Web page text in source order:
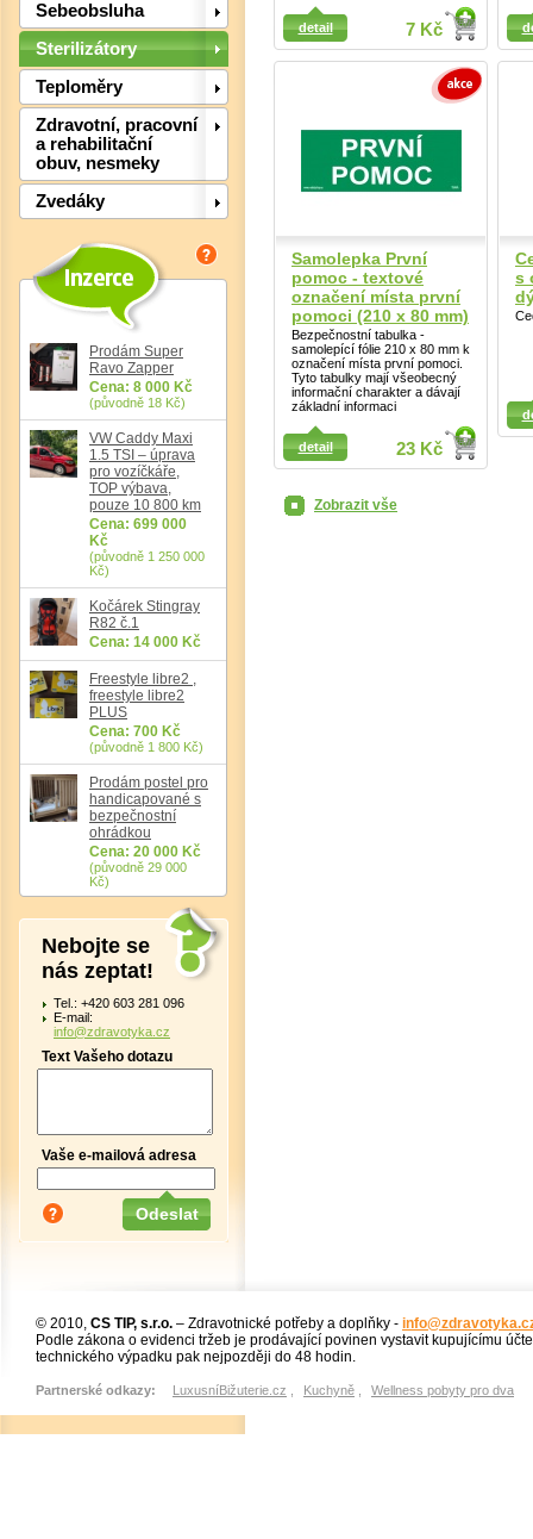
Sebeobsluha
Sterilizátory
Teploměry
Zdravotní, pracovní
a rehabilitační
obuv, nesmeky
Zvedáky
Prodám Super
Ravo Zapper
Cena: 8 000 Kč
(původně 18 Kč)
VW Caddy Maxi
1.5 TSI – úprava
pro vozíčkáře,
TOP výbava,
pouze 10 800 km
Cena: 699 000
Kč
(původně 1 250 000
Kč)
Kočárek Stingray
R82 č.1
Cena: 14 000 Kč
Freestyle libre2 ,
freestyle libre2
PLUS
Cena: 700 Kč
(původně 1 800 Kč)
Prodám postel pro
handicapované s
bezpečnostní
ohrádkou
Cena: 20 000 Kč
(původně 29 000
Kč)
Nebojte se
nás zeptat!
Tel.: +420 603 281 096
E-mail:
info@zdravotyka.cz
Text Vašeho dotazu
Vaše e-mailová adresa
7 Kč
detail
Detail
Detail
Samolepka První
pomoc - textové
označení místa první
pomoci (210 x 80 mm)
Bezpečnostní tabulka -
samolepící fólie 210 x 80 mm k
označení místa první pomoci.
Tyto tabulky mají všeobecný
informační charakter a dávají
základní informaci
23 Kč
detail
s
Detail
Detail
Zobrazit vše
© 2010, CS TIP, s.r.o. – Zdravotnické potřeby a doplňky -
Podle zákona o evidenci tržeb je prodávající povinen vystavit kupujícímu
technického výpadku pak nejpozději do 48 hodin.
Partnerské odkazy: LuxusníBižuterie.cz Kuchyně Wellness pobyty pro dva